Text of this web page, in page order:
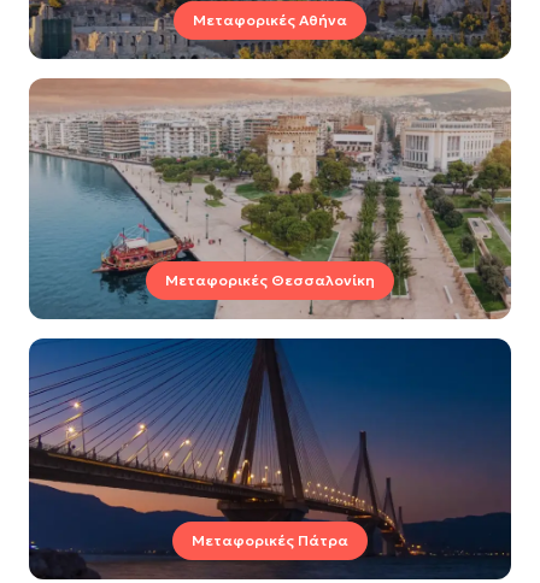
Μεταφορικές Αθήνα
Μεταφορικές Θεσσαλονίκη
Μεταφορικές Πάτρα